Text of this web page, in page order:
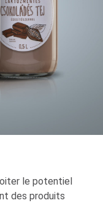
le potentiel
des produits